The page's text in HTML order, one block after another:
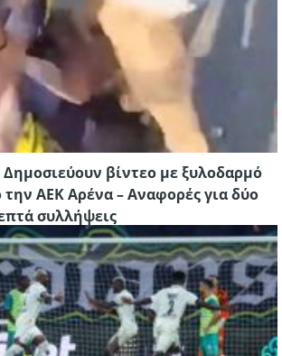
βίντεο με ξυλοδαρμό
ΑΕΚ Αρένα – Αναφορές για δύο
συλλήψεις